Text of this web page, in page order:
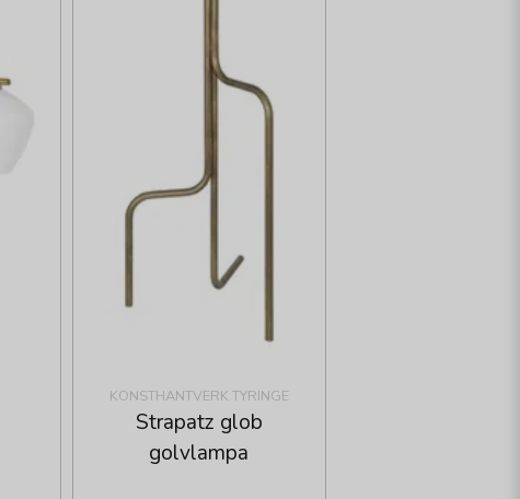
KONSTHANTVERK TYRINGE
Strapatz glob
golvlampa